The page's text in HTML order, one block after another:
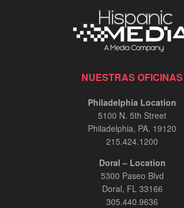
NUESTRAS OFICINAS
Philadelphia Location
5100 N. 5th Street
Philadelphia, PA. 19120
215.424.1200
Doral – Location
5300 Paseo Blvd
Doral, FL 33166
305.440.9636